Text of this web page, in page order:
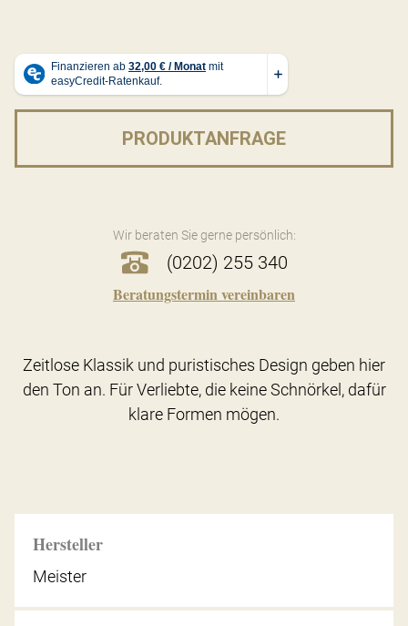
PRODUKTANFRAGE
Wir beraten Sie gerne persönlich:
(0202) 255 340
Beratungstermin vereinbaren
Hersteller
Meister
Zeitlose Klassik und puristisches Design geben hier
den Ton an. Für Verliebte, die keine Schnörkel, dafür
klare Formen mögen.